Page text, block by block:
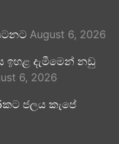
August 6, 2026
ඉහළ දැමීමෙන් නඩු
6, 2026
ජලය කැපේ